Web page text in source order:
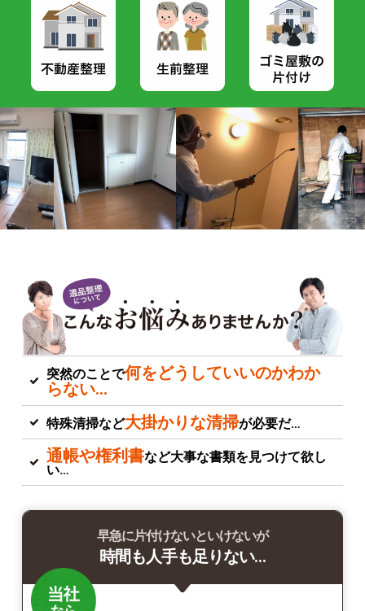
突然のことで何をどうしていいのかわか
らない…
特殊清掃など大掛かりな清掃が必要だ…
通帳や権利書など大事な書類を見つけて欲し
い…
早急に片付けないといけないが
時間も人手も足りない…